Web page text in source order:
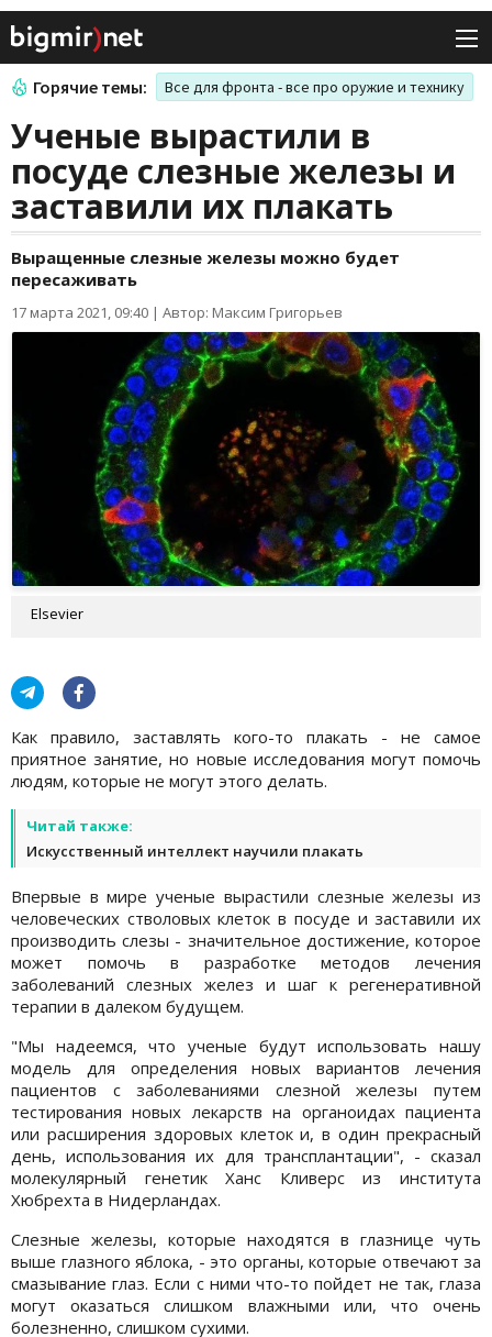
Горячие темы: Все для фронта - все про оружие и технику
Ученые вырастили в
посуде слезные железы и
заставили их плакать
Выращенные слезные железы можно будет
пересаживать
17 марта 2021, 09:40 | Автор: Максим Григорьев
Elsevier
Как правило, заставлять кого-то плакать - не самое
приятное занятие, но новые исследования могут помочь
людям, которые не могут этого делать.
Читай также:
Искусственный интеллект научили плакать
Впервые в мире ученые вырастили слезные железы из
человеческих стволовых клеток в посуде и заставили их
производить слезы - значительное достижение, которое
может помочь в разработке методов лечения
заболеваний слезных желез и шаг к регенеративной
терапии в далеком будущем.
"Мы надеемся, что ученые будут использовать нашу
модель для определения новых вариантов лечения
пациентов с заболеваниями слезной железы путем
тестирования новых лекарств на органоидах пациента
или расширения здоровых клеток и, в один прекрасный
день, использования их для трансплантации", - сказал
молекулярный генетик Ханс Кливерс из института
Хюбрехта в Нидерландах.
Слезные железы, которые находятся в глазнице чуть
выше глазного яблока, - это органы, которые отвечают за
смазывание глаз. Если с ними что-то пойдет не так, глаза
могут оказаться слишком влажными или, что очень
болезненно, слишком сухими.